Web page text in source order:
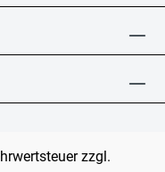
zzgl.